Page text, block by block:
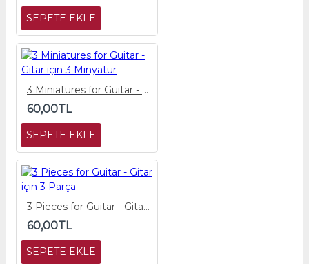
SEPETE EKLE
3 Miniatures for Guitar - Gitar için 3 Minyatür
60,00TL
SEPETE EKLE
3 Pieces for Guitar - Gitar için 3 Parça
60,00TL
SEPETE EKLE